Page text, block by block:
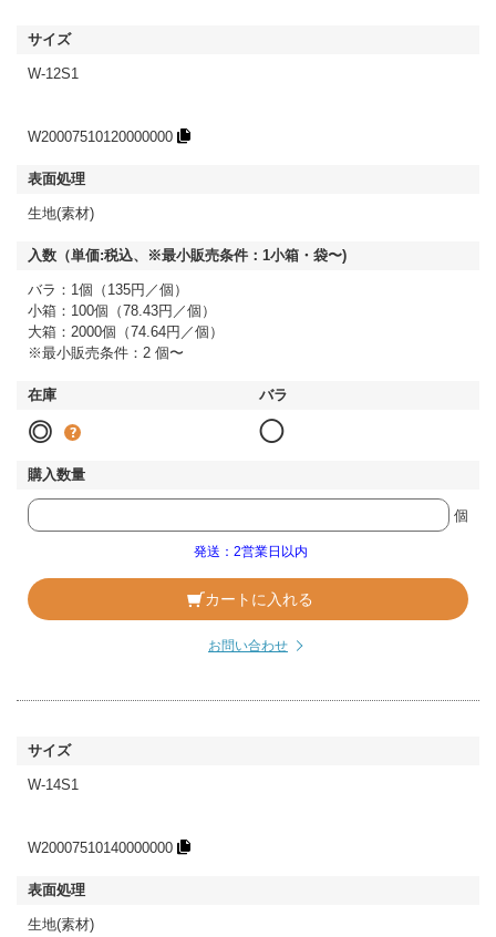
W-12S1
W20007510120000000
生地(素材)
バラ：1個（135円／個）
小箱：100個（78.43円／個）
大箱：2000個（74.64円／個）
※最小販売条件：2 個〜
◎ ◯
個
発送：2営業日以内
カートに入れる
お問い合わせ
W-14S1
W20007510140000000
生地(素材)